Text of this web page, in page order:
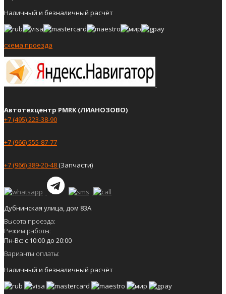
Наличный и безналичный расчёт
схема проезда
Автотехцентр PMRK (ЛИАНОЗОВО)
+7 (495) 223-38-90
+7 (966) 555-87-77
+7 (966) 389-20-48(Запчасти)
Дубнинская улица, дом 83А
Высота проезда:
Режим работы:
Пн-Вс: с 10:00 до 20:00
Варианты оплаты:
Наличный и безналичный расчёт